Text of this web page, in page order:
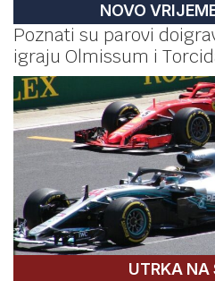
NOVO
Poznati su parovi
igraju Olmissum i
UTRKA NA